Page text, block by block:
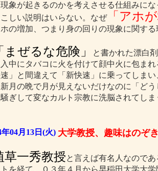
象が起きるのかを考えさせる仕組みに
しい説明はいらない。なぜ「アホ
の増加、つまり身の回りの現象に関す
まぜるな危険」
と書かれた漂白
中にタバコに火を付けて顔中火に包ま
速」と間違えて「新快速」に乗ってしま
月の晩で月が見えないだけなのに「ど
ぎして変なカルト宗教に洗脳されてし
年04月13日(火) 大学教授、趣味はのぞ
草一秀教授と言えば有名人なので
トを経て、０３年４月から早稲田大学大